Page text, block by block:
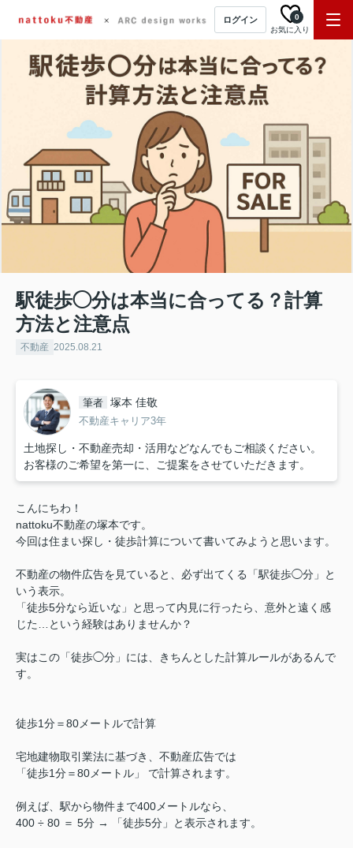
ログイン
お気に入り
0
駅徒歩◯分は本当に合ってる？計算
方法と注意点
不動産 2025.08.21
筆者 塚本 佳敬
不動産キャリア3年
土地探し・不動産売却・活用などなんでもご相談ください。
お客様のご希望を第一に、ご提案をさせていただきます。
こんにちわ！
nattoku不動産の塚本です。
今回は住まい探し・徒歩計算について書いてみようと思います。
不動産の物件広告を見ていると、必ず出てくる「駅徒歩◯分」と
いう表示。
「徒歩5分なら近いな」と思って内見に行ったら、意外と遠く感
じた…という経験はありませんか？
実はこの「徒歩◯分」には、きちんとした計算ルールがあるんで
す。
徒歩1分＝80メートルで計算
宅地建物取引業法に基づき、不動産広告では
「徒歩1分＝80メートル」 で計算されます。
例えば、駅から物件まで400メートルなら、
400 ÷ 80 ＝ 5分 → 「徒歩5分」と表示されます。